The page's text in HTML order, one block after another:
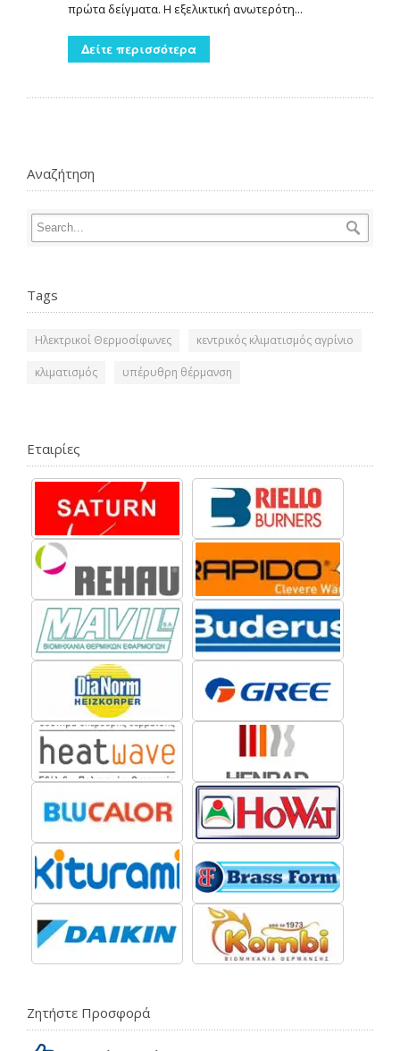
πρώτα δείγματα. Η εξελικτική ανωτερότη...
Δείτε περισσότερα
Αναζήτηση
Tags
Ηλεκτρικοί Θερμοσίφωνες κεντρικός κλιματισμός αγρίνιο
κλιματισμός υπέρυθρη θέρμανση
Εταιρίες
Ζητήστε Προσφορά